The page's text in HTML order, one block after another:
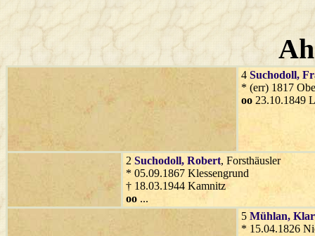
4 Suchodoll,
* (err) 1817
oo 23.10.1849
2 Suchodoll, Robert, Forsthäusler
* 05.09.1867 Klessengrund
† 18.03.1944 Kamnitz
oo ...
5 Mühlan,
* 15.04.1826